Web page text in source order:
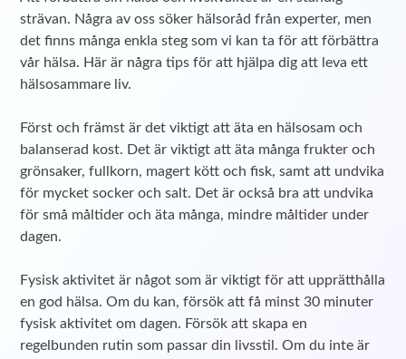
strävan. Några av oss söker hälsoråd från experter, men
det finns många enkla steg som vi kan ta för att förbättra
vår hälsa. Här är några tips för att hjälpa dig att leva ett
hälsosammare liv.
Först och främst är det viktigt att äta en hälsosam och
balanserad kost. Det är viktigt att äta många frukter och
grönsaker, fullkorn, magert kött och fisk, samt att undvika
för mycket socker och salt. Det är också bra att undvika
för små måltider och äta många, mindre måltider under
dagen.
Fysisk aktivitet är något som är viktigt för att upprätthålla
en god hälsa. Om du kan, försök att få minst 30 minuter
fysisk aktivitet om dagen. Försök att skapa en
regelbunden rutin som passar din livsstil. Om du inte är